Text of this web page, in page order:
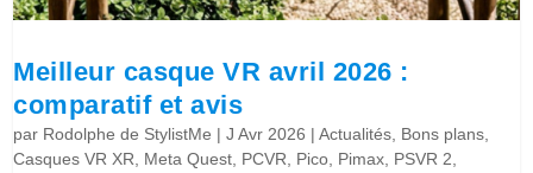
Meilleur casque VR avril 2026 :
comparatif et avis
par Rodolphe de StylistMe |J Avr 2026 |Actualités, Bons plans,
Casques VR XR, Meta Quest, PCVR, Pico, Pimax, PSVR 2,